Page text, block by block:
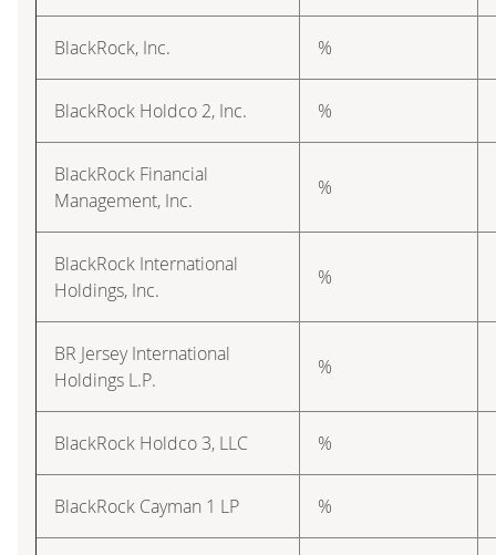
BlackRock, Inc. %
BlackRock Holdco 2, Inc. %
BlackRock Financial
Management, Inc.
%
BlackRock International
Holdings, Inc.
%
BR Jersey International
Holdings L.P.
%
BlackRock Holdco 3, LLC %
BlackRock Cayman 1 LP %